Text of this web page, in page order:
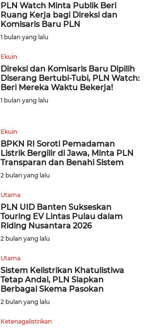
PLN Watch Minta Publik Beri
Ruang Kerja bagi Direksi dan
Komisaris Baru PLN
1 bulan yang lalu
Ekuin
Direksi dan Komisaris Baru Dipilih
Diserang Bertubi-Tubi, PLN Watch:
Beri Mereka Waktu Bekerja!
1 bulan yang lalu
Ekuin
BPKN RI Soroti Pemadaman
Listrik Bergilir di Jawa, Minta PLN
Transparan dan Benahi Sistem
2 bulan yang lalu
Utama
PLN UID Banten Sukseskan
Touring EV Lintas Pulau dalam
Riding Nusantara 2026
2 bulan yang lalu
Utama
Sistem Kelistrikan Khatulistiwa
Tetap Andal, PLN Siapkan
Berbagai Skema Pasokan
2 bulan yang lalu
Ketenagalistrikan